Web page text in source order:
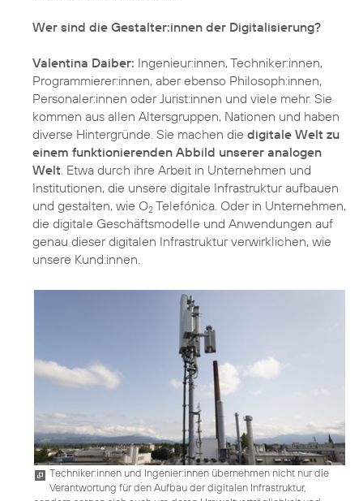
Wer sind die Gestalter:innen der Digitalisierung?
Valentina Daiber: Ingenieur:innen, Techniker:innen,
Programmierer:innen, aber ebenso Philosoph:innen,
Personaler:innen oder Jurist:innen und viele mehr. Sie
kommen aus allen Altersgruppen, Nationen und haben
diverse Hintergründe. Sie machen die digitale Welt zu
einem funktionierenden Abbild unserer analogen
Welt . Etwa durch ihre Arbeit in Unternehmen und
Institutionen, die unsere digitale Infrastruktur aufbauen
und gestalten, wie O2 Telefónica. Oder in Unternehmen,
die digitale Geschäftsmodelle und Anwendungen auf
genau dieser digitalen Infrastruktur verwirklichen, wie
unsere Kund:innen.
Techniker:innen und Ingenier:innen übernehmen nicht nur die
Verantwortung für den Aufbau der digitalen Infrastruktur,